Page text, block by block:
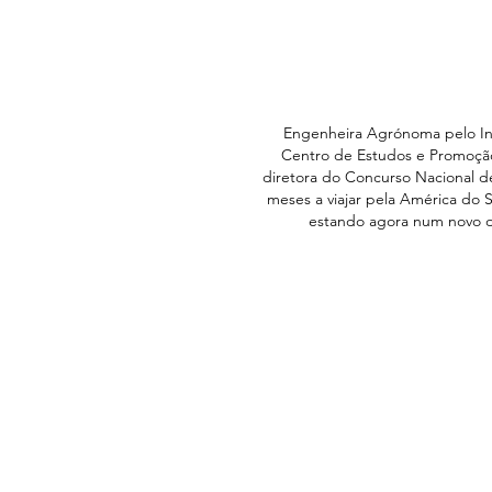
Engenheira Agrónoma pelo
Centro de Estudos e
diretora do Concurso Nacional
meses a viajar pela América
estando agora num novo